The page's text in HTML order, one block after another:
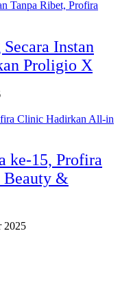
Instan
Proligio X
ke-15, Profira
&
2025